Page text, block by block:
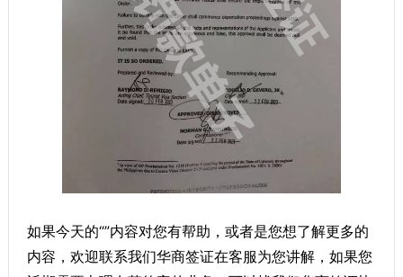
如果今天的“”内容对您有帮助，或者是您想了解更多的
内容，欢迎联系我们华商签证在客服为您讲解，如果您